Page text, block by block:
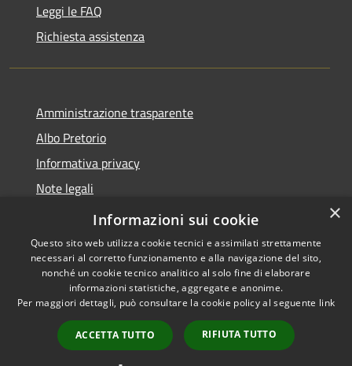
Leggi le FAQ
Richiesta assistenza
Amministrazione trasparente
Albo Pretorio
Informativa privacy
Note legali
Dichiarazione di accessibilità
Accessibilità
Copyright © 2026 • Comune di
Martignana di Po • Powered by
Municipium•
Accesso
redazione
×
Informazioni sui cookie
Questo sito web utilizza cookie tecnici e assimilati strettamente
necessari al corretto funzionamento e alla navigazione del sito,
nonché un cookie tecnico analitico al solo fine di elaborare
informazioni statistiche, aggregate e anonime.
Per maggiori dettagli, può consultare la cookie policy al seguente link
ACCETTA TUTTO RIFIUTA TUTTO